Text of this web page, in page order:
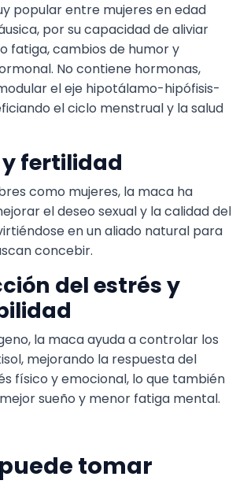
popular entre mujeres en edad
por su capacidad de aliviar
fatiga, cambios de humor y
No contiene hormonas,
el eje hipotálamo-hipófisis-
el ciclo menstrual y la salud
y fertilidad
como mujeres, la maca ha
el deseo sexual y la calidad del
en un aliado natural para
concebir.
del estrés y
la maca ayuda a controlar los
mejorando la respuesta del
físico y emocional, lo que también
sueño y menor fatiga mental.
tomar